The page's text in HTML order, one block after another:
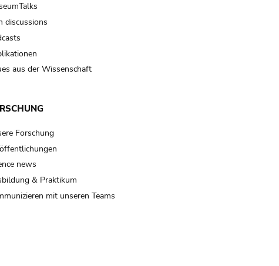
discussions
aus der Wissenschaft
Forschung
news
& Praktikum
mit unseren Teams